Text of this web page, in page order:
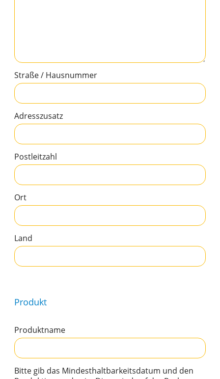
Straße / Hausnummer
Adresszusatz
Postleitzahl
Ort
Land
Produkt
Produktname
Bitte gib das Mindesthaltbarkeitsdatum und den